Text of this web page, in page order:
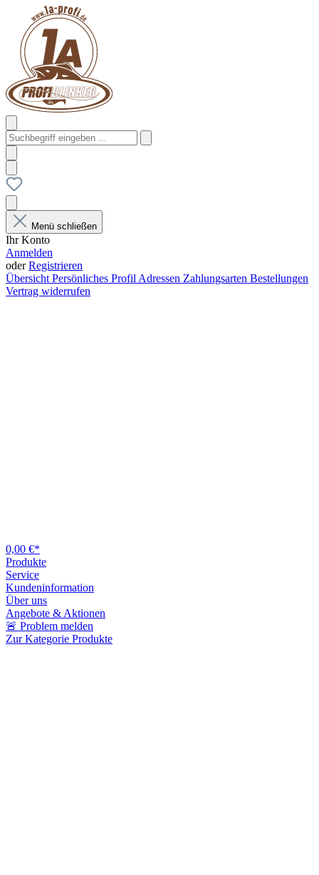
Menü schließen
Ihr Konto
Anmelden
oderRegistrieren
Übersicht Persönliches Profil Adressen Zahlungsarten Bestellungen
Vertrag widerrufen
0,00 €*
Produkte
Service
Kundeninformation
Über uns
Angebote & Aktionen
🚨 Problem melden
Zur Kategorie Produkte